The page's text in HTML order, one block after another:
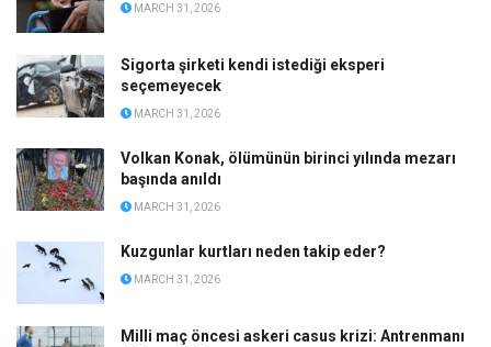
MARCH 31, 2026
Sigorta şirketi kendi istediği eksperi
seçemeyecek
MARCH 31, 2026
Volkan Konak, ölümünün birinci yılında mezarı
başında anıldı
MARCH 31, 2026
Kuzgunlar kurtları neden takip eder?
MARCH 31, 2026
Milli maç öncesi askeri casus krizi: Antrenmanı